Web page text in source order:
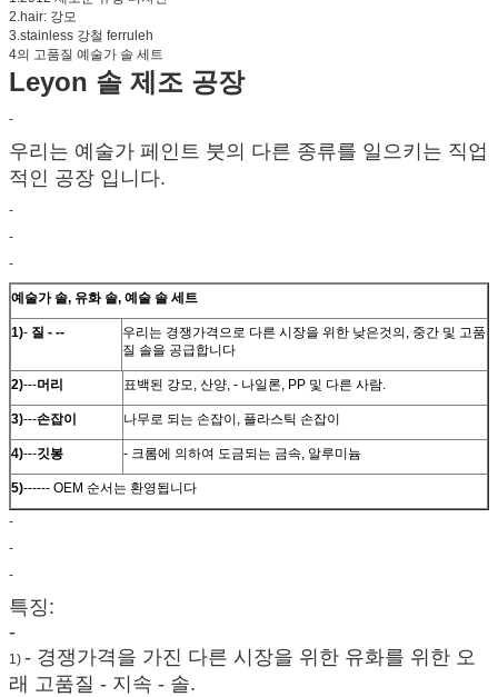
2.hair: 강모
3.stainless 강철 ferruleh
4의 고품질 예술가 솔 세트
Leyon 솔 제조 공장
-
우리는 예술가 페인트 붓의 다른 종류를 일으키는 직업
적인 공장 입니다.
-
-
-
예술가 솔, 유화 솔, 예술 솔 세트
1)- 질 - --
우리는 경쟁가격으로 다른 시장을 위한 낮은것의, 중간 및 고품
질 솔을 공급합니다
2)---머리 표백된 강모, 산양, - 나일론, PP 및 다른 사람.
3)---손잡이 나무로 되는 손잡이, 플라스틱 손잡이
4)---깃봉 - 크롬에 의하여 도금되는 금속, 알루미늄
5)------ OEM 순서는 환영됩니다
-
-
-
특징:
-
1) - 경쟁가격을 가진 다른 시장을 위한 유화를 위한 오
래 고품질 - 지속 - 솔.